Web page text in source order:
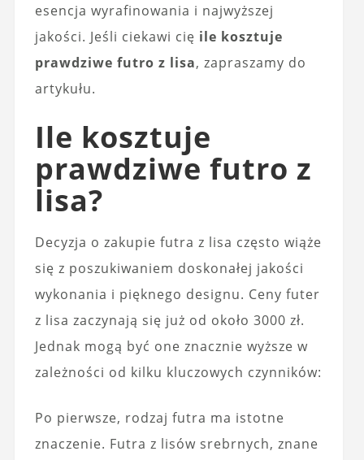
esencja wyrafinowania i najwyższej
jakości. Jeśli ciekawi cię ile kosztuje
prawdziwe futro z lisa, zapraszamy do
artykułu.
Ile kosztuje
prawdziwe futro z
lisa?
Decyzja o zakupie futra z lisa często wiąże
się z poszukiwaniem doskonałej jakości
wykonania i pięknego designu. Ceny futer
z lisa zaczynają się już od około 3000 zł.
Jednak mogą być one znacznie wyższe w
zależności od kilku kluczowych czynników:
Po pierwsze, rodzaj futra ma istotne
znaczenie. Futra z lisów srebrnych, znane